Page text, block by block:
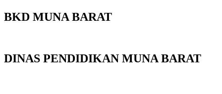
BKD MUNA BARAT
DINAS PENDIDIKAN MUNA BARAT